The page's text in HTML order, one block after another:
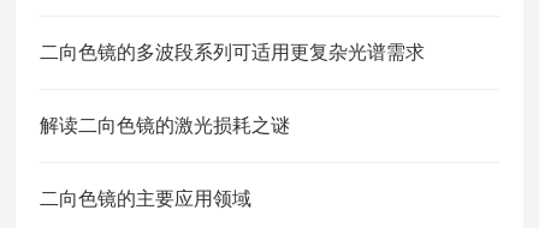
二向色镜的多波段系列可适用更复杂光谱需求
解读二向色镜的激光损耗之谜
二向色镜的主要应用领域